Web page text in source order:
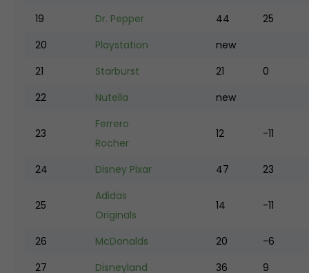
19 Dr. Pepper 44
25
20
Playstation
new
21
Starburst 21
0
22
Nutella new
23
Ferrero
Rocher
12 -11
24 Disney Pixar 47 23
25
Adidas
Originals
14 -11
26 McDonalds 20
-6
27
Disneyland 36 9